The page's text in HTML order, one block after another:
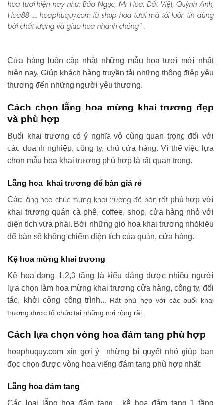
hoa tươi hiện nay như: Bảo Ngọc, Mr Hoa, Đất Việt, Quỳnh Anh,
Hoa88 .... hoaphuquy.com là shop hoa tươi mà tôi luôn tin dùng
bởi chất lượng và giao hoa nhanh chóng" .
Cửa hàng luôn cập nhật những mẫu hoa tươi mới nhất
hiện nay. Giúp khách hàng truyền tải những thông điệp yêu
thương đến những người yêu thương.
Cách chọn lẵng hoa mừng khai trương đẹp
và phù hợp
Buổi khai trương có ý nghĩa vô cùng quan trọng đối với
các doanh nghiệp, công ty, chủ cửa hàng. Vì thế việc lựa
chọn mẫu hoa khai trương phù hợp là rất quan trọng.
Lẵng hoa khai trương để bàn giá rẻ
Các lẵng hoa chúc mừng khai trương để bàn rất phù hợp với
khai trương quán cà phê, coffee, shop, cửa hàng nhỏ với
diện tích vừa phải. Bởi những giỏ hoa khai trương nhỏkiểu
để bàn sẽ không chiếm diện tích của quán, cửa hàng.
Kệ hoa mừng khai trương
Kệ hoa dạng 1,2,3 tầng là kiểu dáng được nhiều người
lựa chọn làm hoa mừng khai trương cửa hàng, công ty, đối
tác, khởi công công trình.. . Rất phù hợp với các buổi khai
trương được tổ chức tại những nơi rộng rãi .
Cách lựa chọn vòng hoa đám tang phù hợp
hoaphuquy.com xin gợi ý những bí quyết nhỏ giúp bạn
đọc chọn được vòng hoa viếng đám tang phù hợp nhất:
Lẵng hoa đám tang
Các loại lẵng hoa đám tang , kệ hoa đám tang 1 tầng